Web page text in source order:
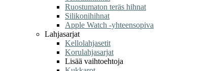
Ruostumaton teräs hihnat
Silikonihihnat
Apple Watch -yhteensopiva
Lahjasarjat
Kellolahjasetit
Korulahjasarjat
Lisää vaihtoehtoja